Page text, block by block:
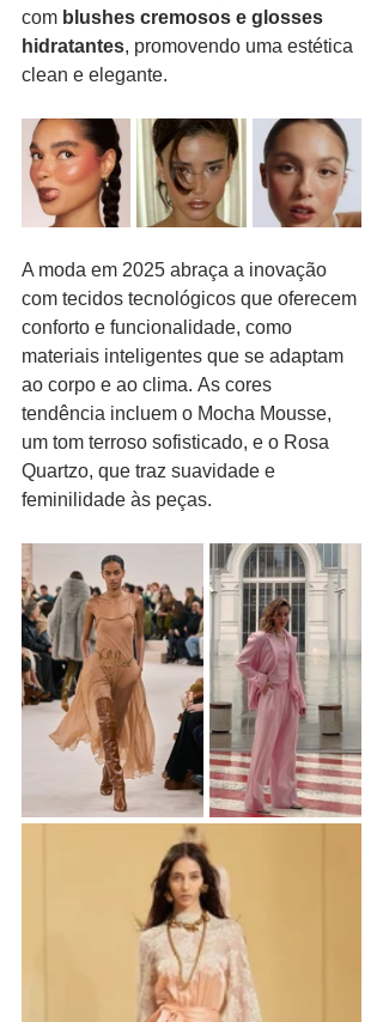
com blushes cremosos e glosses
hidratantes, promovendo uma estética
clean e elegante.
A moda em 2025 abraça a inovação
com tecidos tecnológicos que oferecem
conforto e funcionalidade, como
materiais inteligentes que se adaptam
ao corpo e ao clima. As cores
tendência incluem o Mocha Mousse,
um tom terroso sofisticado, e o Rosa
Quartzo, que traz suavidade e
feminilidade às peças.